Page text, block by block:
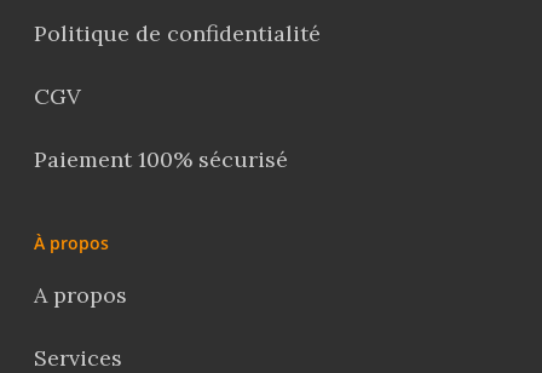
Politique de confidentialité
CGV
Paiement 100% sécurisé
À propos
A propos
Services